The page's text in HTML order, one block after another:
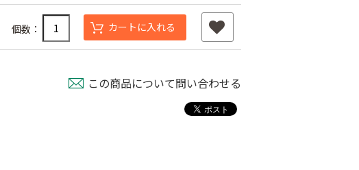
バインダー紐 ジュ
個数： カートに入れる
この商品について問い合わせる